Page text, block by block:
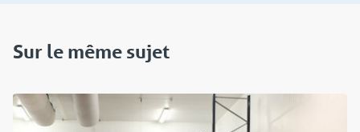
Sur le même sujet